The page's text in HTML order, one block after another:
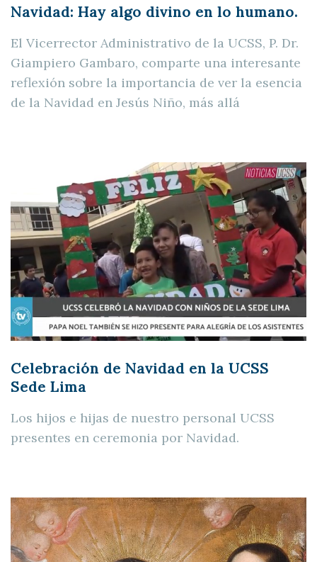
Navidad: Hay algo divino en lo humano.
El Vicerrector Administrativo de la UCSS, P. Dr.
Giampiero Gambaro, comparte una interesante
reflexión sobre la importancia de ver la esencia
de la Navidad en Jesús Niño, más allá
Celebración de Navidad en la UCSS
Sede Lima
Los hijos e hijas de nuestro personal UCSS
presentes en ceremonia por Navidad.